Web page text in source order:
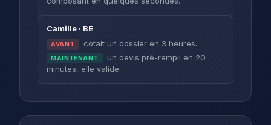
Camille · BE
AVANT cotait un dossier en 3 heures.
MAINTENANT
un devis pré-rempli en 20
minutes, elle valide.